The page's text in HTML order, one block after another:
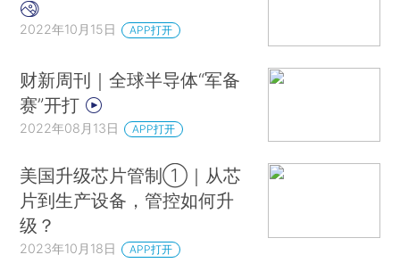
2022年10月15日 APP打开
财新周刊｜全球半导体“军备
赛”开打
2022年08月13日 APP打开
美国升级芯片管制①｜从芯
片到生产设备，管控如何升
级？
2023年10月18日 APP打开